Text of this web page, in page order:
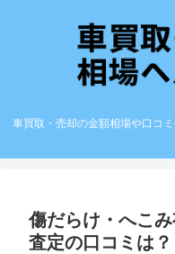
車買取・売却の金額相場や口コ
傷だらけ・へこ
査定の口コミは